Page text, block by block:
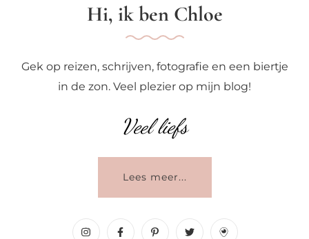
Hi, ik ben Chloe
Gek op reizen, schrijven, fotografie en een biertje
in de zon. Veel plezier op mijn blog!
Veel liefs
Lees meer...